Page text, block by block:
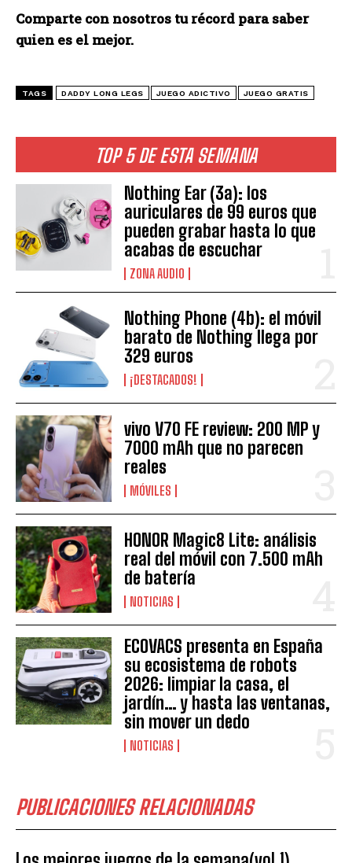
TOP 5 DE ESTA SEMANA
Nothing Ear (3a): los
auriculares de 99 euros que
pueden grabar hasta lo que
acabas de escuchar
ZONA AUDIO
Nothing Phone (4b): el móvil
barato de Nothing llega por
329 euros
¡DESTACADOS!
vivo V70 FE review: 200 MP y
7000 mAh que no parecen
reales
MÓVILES
HONOR Magic8 Lite: análisis
real del móvil con 7.500 mAh
de batería
NOTICIAS
ECOVACS presenta en España
su ecosistema de robots
2026: limpiar la casa, el
jardín… y hasta las ventanas,
sin mover un dedo
NOTICIAS
PUBLICACIONES RELACIONADAS
Comparte con nosotros tu récord para saber
quien es el mejor.
TAGS DADDY LONG LEGS JUEGO ADICTIVO JUEGO GRATIS